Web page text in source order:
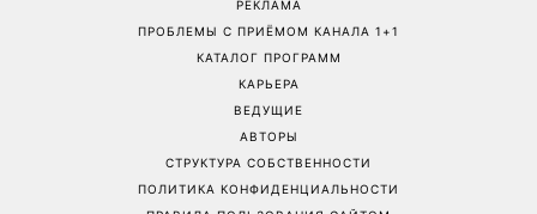
РЕКЛАМА
ПРОБЛЕМЫ С ПРИЁМОМ КАНАЛА 1+1
КАТАЛОГ ПРОГРАММ
КАРЬЕРА
ВЕДУЩИЕ
АВТОРЫ
СТРУКТУРА СОБСТВЕННОСТИ
ПОЛИТИКА КОНФИДЕНЦИАЛЬНОСТИ